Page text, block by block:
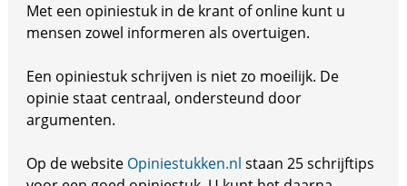
Met een opiniestuk in de krant of online kunt u
mensen zowel informeren als overtuigen.
Een opiniestuk schrijven is niet zo moeilijk. De
opinie staat centraal, ondersteund door
argumenten.
Op de website Opiniestukken.nl staan 25 schrijftips